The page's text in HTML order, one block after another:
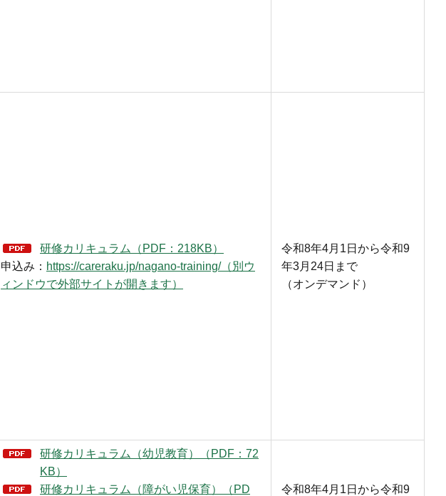
研修カリキュラム（PDF：218KB）
申込み： https://careraku.jp/nagano-training/（別ウ
ィンドウで外部サイトが開きます）
令和8年4月1日から令和9
年3月24日まで
（オンデマンド）
研修カリキュラム（幼児教育）（PDF：72
KB）
研修カリキュラム（障がい児保育）（PD
令和8年4月1日から令和9